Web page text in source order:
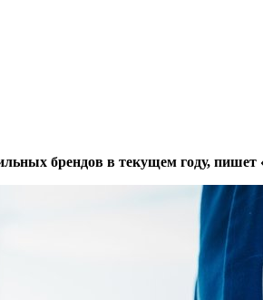
брендов в текущем году, пишет